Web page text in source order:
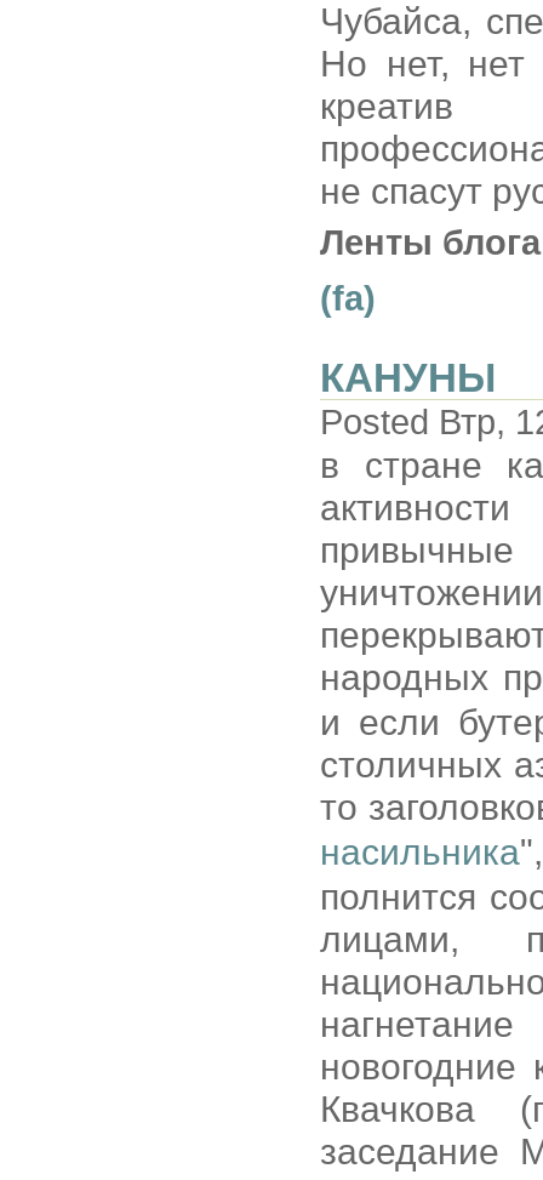
Чубайса,
Но нет, нет
креатив
не спасут
Ленты
(fa)
КАНУНЫ
Posted Втр,
в стране
народных
и если
столичных
то
насильника
полнится
лицами,
Квачкова
заседание